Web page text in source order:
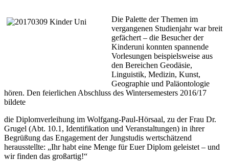
Die Palette der Themen im
vergangenen Studienjahr war breit
gefächert – die Besucher der
Kinderuni konnten spannende
Vorlesungen beispielsweise aus
den Bereichen Geodäsie,
Linguistik, Medizin, Kunst,
Geographie und Paläontologie
hören. Den feierlichen Abschluss des Wintersemesters 2016/17
bildete
die Diplomverleihung im Wolfgang-Paul-Hörsaal, zu der Frau Dr.
Grugel (Abt. 10.1, Identifikation und Veranstaltungen) in ihrer
Begrüßung das Engagement der Jungstudis wertschätzend
herausstellte: „Ihr habt eine Menge für Euer Diplom geleistet – und
wir finden das großartig!“